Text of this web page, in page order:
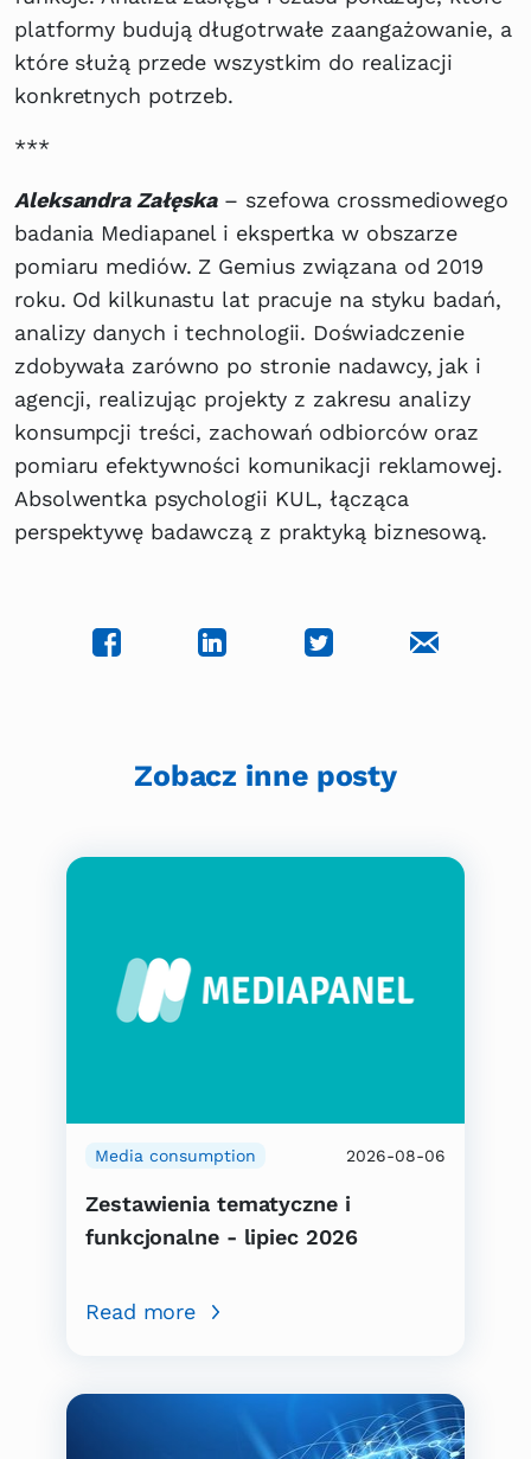
platformy budują długotrwałe zaangażowanie, a
które służą przede wszystkim do realizacji
konkretnych potrzeb.
***
Aleksandra Załęska– szefowa crossmediowego
badania Mediapanel i ekspertka w obszarze
pomiaru mediów. Z Gemius związana od 2019
roku. Od kilkunastu lat pracuje na styku badań,
analizy danych i technologii. Doświadczenie
zdobywała zarówno po stronie nadawcy, jak i
agencji, realizując projekty z zakresu analizy
konsumpcji treści, zachowań odbiorców oraz
pomiaru efektywności komunikacji reklamowej.
Absolwentka psychologii KUL, łącząca
perspektywę badawczą z praktyką biznesową.
Zobacz inne posty
Media consumption 2026-08-06
Zestawienia tematyczne i
funkcjonalne - lipiec 2026
Read more